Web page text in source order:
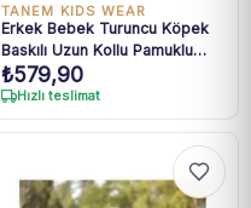
TANEM KIDS WEAR
Erkek Bebek Turuncu Köpek
Baskılı Uzun Kollu Pamuklu
Takım 6-24 Ay
₺579,90
Hızlı teslimat